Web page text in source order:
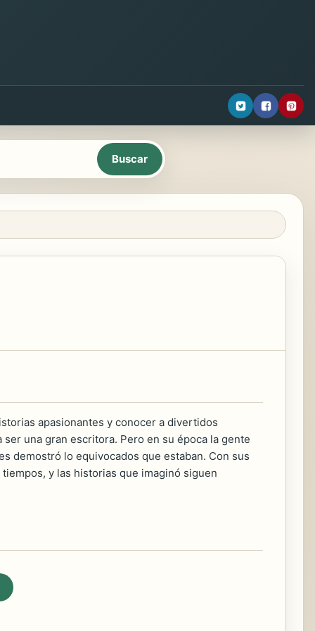
apasionantes y conocer a divertidos
una gran escritora. Pero en su época la gente
demostró lo equivocados que estaban. Con sus
y las historias que imaginó siguen